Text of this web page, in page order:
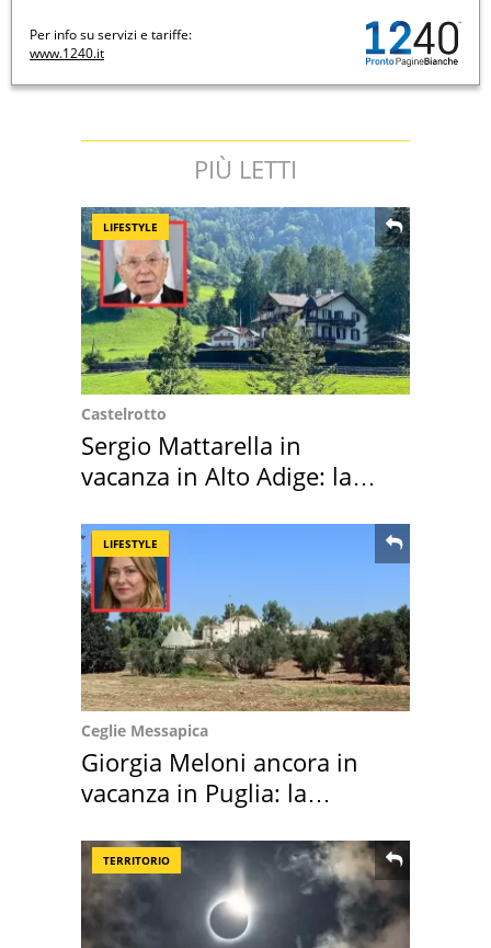
Per info su servizi e tariffe:
www.1240.it
PIÙ LETTI
LIFESTYLE
Castelrotto
Sergio Mattarella in
vacanza in Alto Adige: la
LIFESTYLE
Ceglie Messapica
Giorgia Meloni ancora in
vacanza in Puglia: la
TERRITORIO